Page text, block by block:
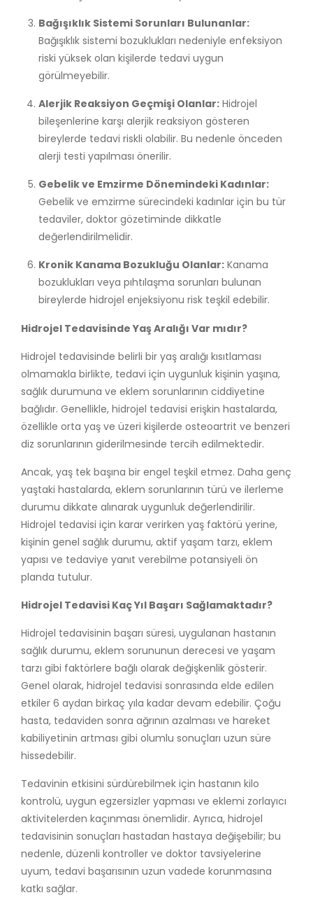
Bağışıklık Sistemi Sorunları Bulunanlar:
Bağışıklık sistemi bozuklukları nedeniyle enfeksiyon
riski yüksek olan kişilerde tedavi uygun
görülmeyebilir.
Alerjik Reaksiyon Geçmişi Olanlar: Hidrojel
bileşenlerine karşı alerjik reaksiyon gösteren
bireylerde tedavi riskli olabilir. Bu nedenle önceden
alerji testi yapılması önerilir.
Gebelik ve Emzirme Dönemindeki Kadınlar:
Gebelik ve emzirme sürecindeki kadınlar için bu tür
tedaviler, doktor gözetiminde dikkatle
değerlendirilmelidir.
Kronik Kanama Bozukluğu Olanlar: Kanama
bozuklukları veya pıhtılaşma sorunları bulunan
bireylerde hidrojel enjeksiyonu risk teşkil edebilir.
Hidrojel Tedavisinde Yaş Aralığı Var mıdır?
Hidrojel tedavisinde belirli bir yaş aralığı kısıtlaması
olmamakla birlikte, tedavi için uygunluk kişinin yaşına,
sağlık durumuna ve eklem sorunlarının ciddiyetine
bağlıdır. Genellikle, hidrojel tedavisi erişkin hastalarda,
özellikle orta yaş ve üzeri kişilerde osteoartrit ve benzeri
diz sorunlarının giderilmesinde tercih edilmektedir.
Ancak, yaş tek başına bir engel teşkil etmez. Daha genç
yaştaki hastalarda, eklem sorunlarının türü ve ilerleme
durumu dikkate alınarak uygunluk değerlendirilir.
Hidrojel tedavisi için karar verirken yaş faktörü yerine,
kişinin genel sağlık durumu, aktif yaşam tarzı, eklem
yapısı ve tedaviye yanıt verebilme potansiyeli ön
planda tutulur.
Hidrojel Tedavisi Kaç Yıl Başarı Sağlamaktadır?
Hidrojel tedavisinin başarı süresi, uygulanan hastanın
sağlık durumu, eklem sorununun derecesi ve yaşam
tarzı gibi faktörlere bağlı olarak değişkenlik gösterir.
Genel olarak, hidrojel tedavisi sonrasında elde edilen
etkiler 6 aydan birkaç yıla kadar devam edebilir. Çoğu
hasta, tedaviden sonra ağrının azalması ve hareket
kabiliyetinin artması gibi olumlu sonuçları uzun süre
hissedebilir.
Tedavinin etkisini sürdürebilmek için hastanın kilo
kontrolü, uygun egzersizler yapması ve eklemi zorlayıcı
aktivitelerden kaçınması önemlidir. Ayrıca, hidrojel
tedavisinin sonuçları hastadan hastaya değişebilir; bu
nedenle, düzenli kontroller ve doktor tavsiyelerine
uyum, tedavi başarısının uzun vadede korunmasına
katkı sağlar.